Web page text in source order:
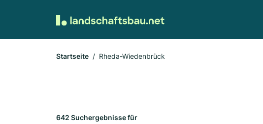
Startseite Rheda-Wiedenbrück
642 Suchergebnisse für